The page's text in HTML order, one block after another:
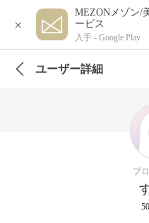
×
MEZONメゾン/
ービス
入手 - Google Play
ユーザー詳細
プ